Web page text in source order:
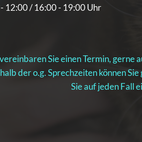
12:00 / 16:00 - 19:00 Uhr
Sie einen Termin, gerne
der o.g. Sprechzeiten können
Sie auf jeden Fall